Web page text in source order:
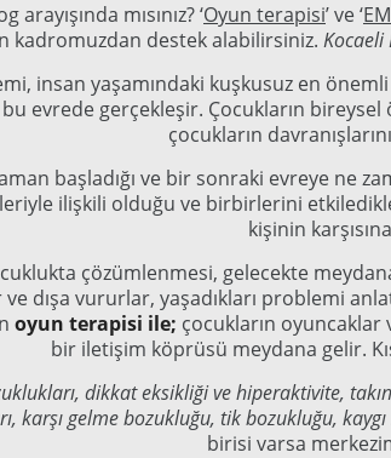
mısınız? ‘Oyun terapisi’ ve ‘
kadromuzdan destek alabilirsiniz. Kocaeli
insan yaşamındaki kuşkusuz en
evrede gerçekleşir. Çocukların
çocukların
başladığı ve bir sonraki evreye ne
ilişkili olduğu ve birbirlerini
kişinin
çözümlenmesi, gelecekte
dışa vururlar, yaşadıkları problemi
oyun terapisi ile; çocukların
bir iletişim köprüsü meydana gelir.
dikkat eksikliği ve hiperaktivite,
karşı gelme bozukluğu, tik bozukluğu,
birisi varsa